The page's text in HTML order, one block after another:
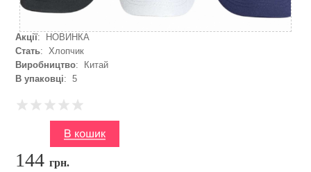
Акції: НОВИНКА
Стать: Хлопчик
Виробництво: Китай
В упаковці: 5
144грн.